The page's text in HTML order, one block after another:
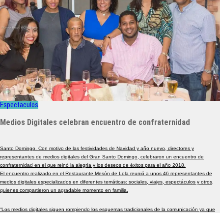
Espectaculos
Medios Digitales celebran encuentro de confraternidad
Santo Domingo. Con motivo de las festividades de Navidad y año nuevo, directores y
representantes de medios digitales del Gran Santo Domingo, celebraron un encuentro de
confraternidad en el que reinó la alegría y los deseos de éxitos para el año 2018.
El encuentro realizado en el Restaurante Mesón de Lola reunió a unos 46 representantes de
medios digitales especializados en diferentes temáticas: sociales, viajes, espectáculos y otros,
quienes compartieron un agradable momento en familia.
“Los medios digitales siguen rompiendo los esquemas tradicionales de la comunicación ya que